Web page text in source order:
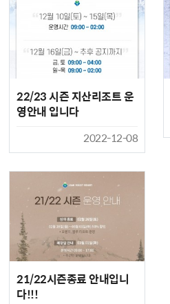
22/23 시즌 지산리조트 운
영안내 입니다
2022-12-08
21/22시즌종료 안내입니
다!!!